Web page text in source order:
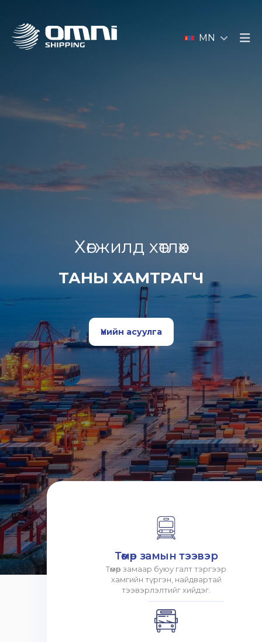
MN
Хөгжилд хөтлөх
ТАНЫ ХАМТРАГЧ
Үнийн асуулга
Төмөр замын тээвэр
Төмөр замаар буюу галт тэргээр
хамгийн түргэн, найдвартай
тээвэрлэлтийг хийдэг.